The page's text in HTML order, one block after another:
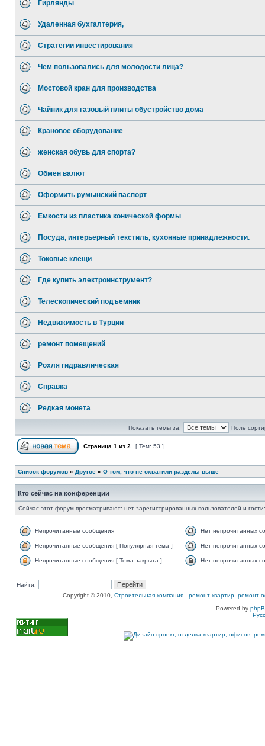
Гирлянды
Удаленная бухгалтерия,
Стратегии инвестирования
Чем пользовались для молодости лица?
Мостовой кран для производства
Чайник для газовый плиты обустройство дома
Крановое оборудование
женская обувь для спорта?
Обмен валют
Оформить румынский паспорт
Емкости из пластика конической формы
Посуда, интерьерный текстиль, кухонные принадлежности.
Токовые клещи
Где купить электроинструмент?
Телескопический подъемник
Недвижимость в Турции
ремонт помещений
Рохля гидравлическая
Справка
Редкая монета
Показать темы за: Поле
Страница 1 из 2 [ Тем: 53 ]
Список форумов » Другое » О том, что не охватили разделы выше
Кто сейчас на конференции
Сейчас этот форум просматривают: нет зарегистрированных пользователей и
Непрочитанные сообщения Нет непрочитанных
Непрочитанные сообщения [ Популярная тема ] Нет непрочитанных
Непрочитанные сообщения [ Тема закрыта ] Нет непрочитанных
Найти:
Copyright © 2010, Строительная компания - ремонт квартир, ремонт
Powered by